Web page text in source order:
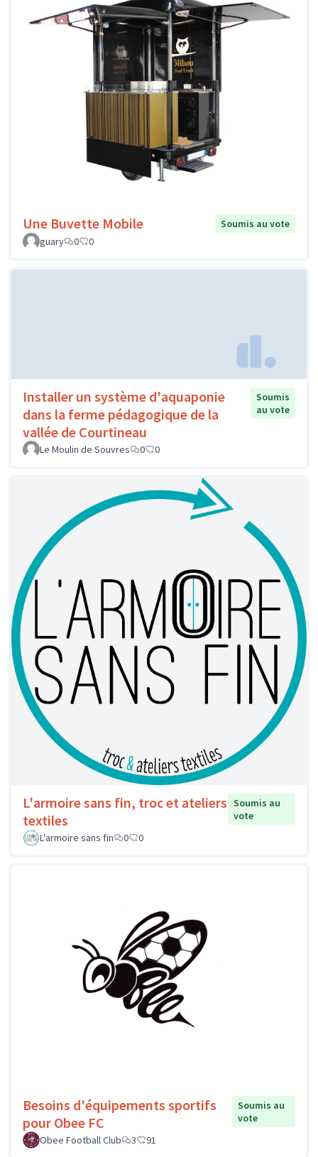
Une Buvette Mobile
Soumis au vote
guary
0 0
Installer un système d'aquaponie
dans la ferme pédagogique de la
vallée de Courtineau
Soumis
au vote
Le Moulin de Souvres 0 0
L'armoire sans fin, troc et ateliers
textiles
Soumis au
vote
L'armoire sans fin
0 0
Besoins d'équipements sportifs
pour Obee FC
Soumis au
vote
Obee Football Club
3 91